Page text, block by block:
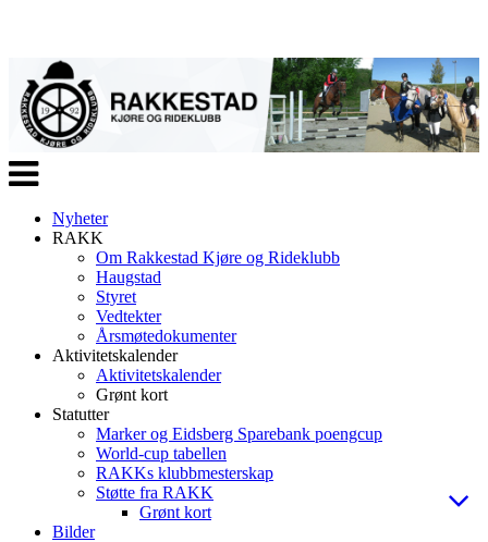
Veksle
navigasjon
Nyheter
RAKK
Om Rakkestad Kjøre og Rideklubb
Haugstad
Styret
Vedtekter
Årsmøtedokumenter
Aktivitetskalender
Aktivitetskalender
Grønt kort
Statutter
Marker og Eidsberg Sparebank poengcup
World-cup tabellen
RAKKs klubbmesterskap
Støtte fra RAKK
Grønt kort
Bilder